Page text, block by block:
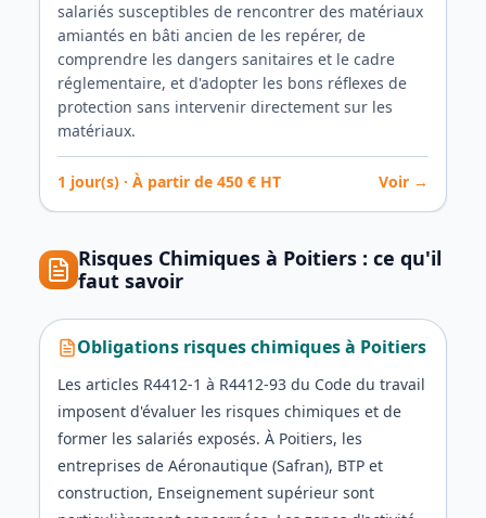
salariés susceptibles de rencontrer des matériaux
amiantés en bâti ancien de les repérer, de
comprendre les dangers sanitaires et le cadre
réglementaire, et d'adopter les bons réflexes de
protection sans intervenir directement sur les
matériaux.
1 jour(s) · À partir de 450 € HT Voir →
Risques Chimiques à Poitiers : ce qu'il
faut savoir
Obligations risques chimiquesà Poitiers
Les articles R4412-1 à R4412-93 du Code du travail
imposent d'évaluer les risques chimiques et de
former les salariés exposés. À Poitiers, les
entreprises de Aéronautique (Safran), BTP et
construction, Enseignement supérieur sont